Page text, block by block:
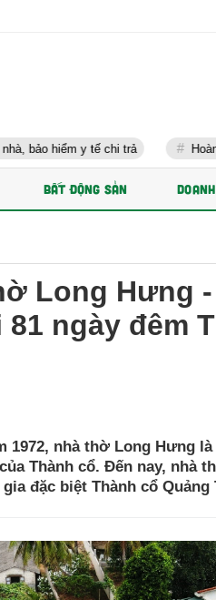
trả Hoàn cảnh trái ngược
BẤT ĐỘNG SẢN
Long Hưng
ngày đêm
1972, nhà thờ Long Hưng
Thành cổ. Đến nay, nhà
đặc biệt Thành cổ Quảng